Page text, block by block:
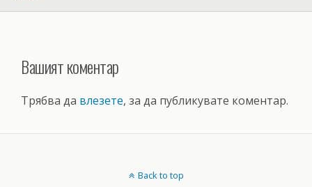
Вашият коментар
Трябва да влезете, за да публикувате коментар.
Back to top